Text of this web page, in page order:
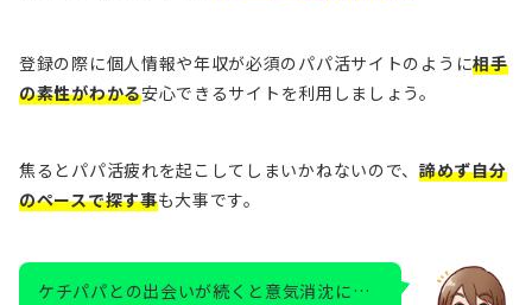
登録の際に個人情報や年収が必須のパパ活サイトのように相手
の素性がわかる安心できるサイトを利用しましょう。
焦るとパパ活疲れを起こしてしまいかねないので、諦めず自分
のペースで探す事も大事です。
ケチパパとの出会いが続くと意気消沈に…